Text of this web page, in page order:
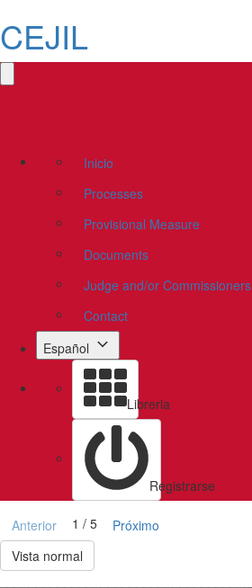
CEJIL
Inicio
Processes
Provisional Measure
Documents
Judge and/or Commissioners
Contact
Español
Libreria
Registrarse
Anterior 1 / 5
Próximo
Vista normal